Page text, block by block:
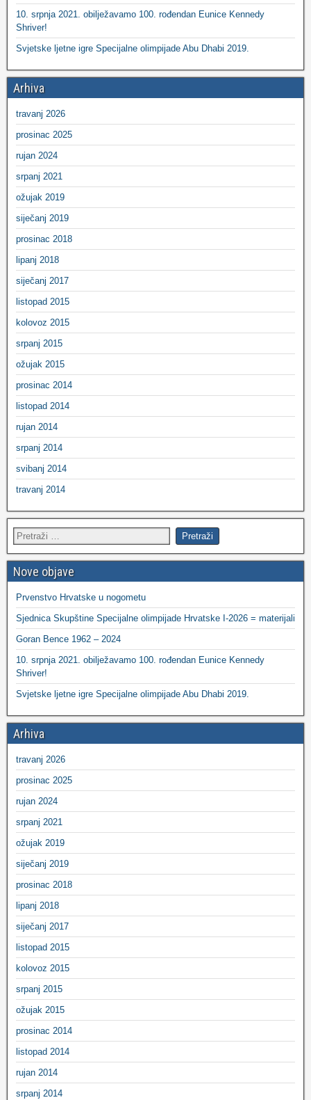
10. srpnja 2021. obilježavamo 100. rođendan Eunice Kennedy
Shriver!
Svjetske ljetne igre Specijalne olimpijade Abu Dhabi 2019.
Arhiva
travanj 2026
prosinac 2025
rujan 2024
srpanj 2021
ožujak 2019
siječanj 2019
prosinac 2018
lipanj 2018
siječanj 2017
listopad 2015
kolovoz 2015
srpanj 2015
ožujak 2015
prosinac 2014
listopad 2014
rujan 2014
srpanj 2014
svibanj 2014
travanj 2014
Nove objave
Prvenstvo Hrvatske u nogometu
Sjednica Skupštine Specijalne olimpijade Hrvatske I-2026 = materijali
Goran Bence 1962 – 2024
10. srpnja 2021. obilježavamo 100. rođendan Eunice Kennedy
Shriver!
Svjetske ljetne igre Specijalne olimpijade Abu Dhabi 2019.
Arhiva
travanj 2026
prosinac 2025
rujan 2024
srpanj 2021
ožujak 2019
siječanj 2019
prosinac 2018
lipanj 2018
siječanj 2017
listopad 2015
kolovoz 2015
srpanj 2015
ožujak 2015
prosinac 2014
listopad 2014
rujan 2014
srpanj 2014